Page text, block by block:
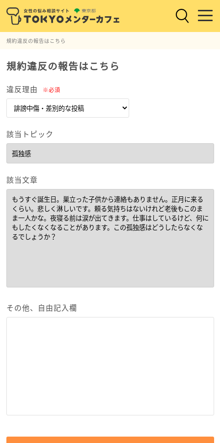
規約違反の報告はこちら
規約違反の報告はこちら
違反理由 ※必須
該当トピック
該当文章
その他、自由記入欄